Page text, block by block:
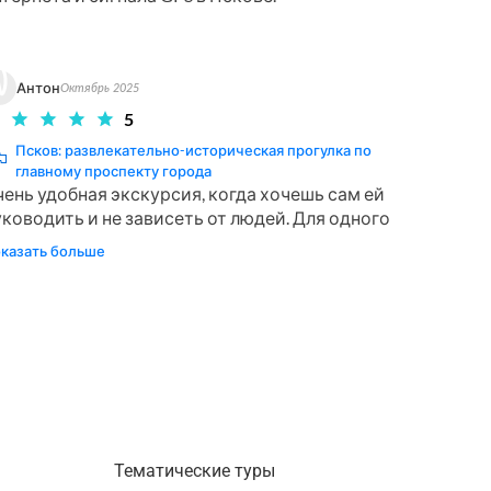
которые перенесут вас в эпоху
(современной площади Ленина).
АнтонОктябрь 2025
5
Псков: развлекательно-историческая прогулка по
главному проспекту города
удобная экскурсия, когда хочешь сам ей
и не зависеть от людей. Для одного
идеально!!! Открыл для себя
больше
Тематические туры